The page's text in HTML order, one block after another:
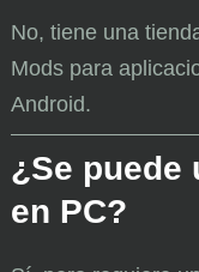
No, tiene una
Mods para
Android.
¿Se puede
en PC?